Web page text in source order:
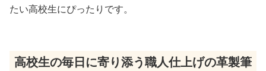
たい高校生にぴったりです。
高校生の毎日に寄り添う職人仕上げの革製筆